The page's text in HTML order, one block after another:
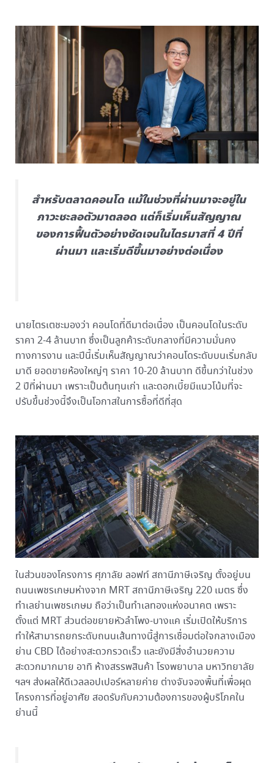
สำหรับตลาดคอนโด แม้ในช่วงที่ผ่านมาจะอยู่ใน
ภาวะชะลอตัวมาตลอด แต่ก็เริ่มเห็นสัญญาณ
ของการฟื้นตัวอย่างชัดเจนในไตรมาสที่ 4 ปีที่
ผ่านมา และเริ่มดีขึ้นมาอย่างต่อเนื่อง
นายไตรเตชะมองว่า คอนโดที่ดีมาต่อเนื่อง เป็นคอนโดในระดับ
ราคา 2-4 ล้านบาท ซึ่งเป็นลูกค้าระดับกลางที่มีความมั่นคง
ทางการงาน และปีนี้เริ่มเห็นสัญญาณว่าคอนโดระดับบนเริ่มกลับ
มาดี ยอดขายห้องใหญ่ๆ ราคา 10-20 ล้านบาท ดีขึ้นกว่าในช่วง
2 ปีที่ผ่านมา เพราะเป็นต้นทุนเก่า และดอกเบี้ยมีแนวโน้มที่จะ
ปรับขึ้นช่วงนี้จึงเป็นโอกาสในการซื้อที่ดีที่สุด
ในส่วนของโครงการ ศุภาลัย ลอฟท์ สถานีภาษีเจริญ ตั้งอยู่บน
ถนนเพชรเกษมห่างจาก MRT สถานีภาษีเจริญ 220 เมตร ซึ่ง
ทำเลย่านเพชรเกษม ถือว่าเป็นทำเลทองแห่งอนาคต เพราะ
ตั้งแต่ MRT ส่วนต่อขยายหัวลำโพง-บางแค เริ่มเปิดให้บริการ
ทำให้สามารถยกระดับถนนเส้นทางนี้สู่การเชื่อมต่อใจกลางเมือง
ย่าน CBD ได้อย่างสะดวกรวดเร็ว และยังมีสิ่งอำนวยความ
สะดวกมากมาย อาทิ ห้างสรรพสินค้า โรงพยาบาล มหาวิทยาลัย
ฯลฯ ส่งผลให้ดีเวลลอปเปอร์หลายค่าย ต่างจับจองพื้นที่เพื่อผุด
โครงการที่อยู่อาศัย สอดรับกับความต้องการของผู้บริโภคใน
ย่านนี้